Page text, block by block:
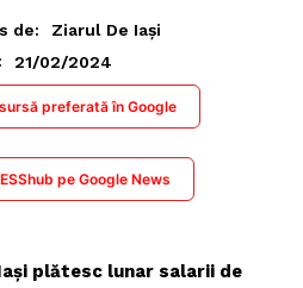
de:
Ziarul De Iași
21/02/2024
preferată în Google
pe Google News
plătesc lunar salarii de